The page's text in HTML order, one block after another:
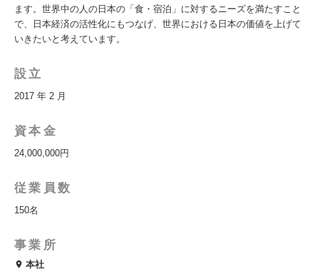
ます。世界中の人の日本の「食・宿泊」に対するニーズを満たすこと
で、日本経済の活性化にもつなげ、世界における日本の価値を上げて
いきたいと考えています。
設立
2017 年 2 月
資本金
24,000,000円
従業員数
150名
事業所
本社